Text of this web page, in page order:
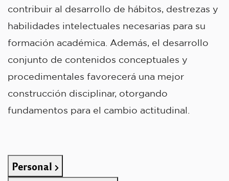
contribuir al desarrollo de hábitos, destrezas y
habilidades intelectuales necesarias para su
formación académica. Además, el desarrollo
conjunto de contenidos conceptuales y
procedimentales favorecerá una mejor
construcción disciplinar, otorgando
fundamentos para el cambio actitudinal.
Personal